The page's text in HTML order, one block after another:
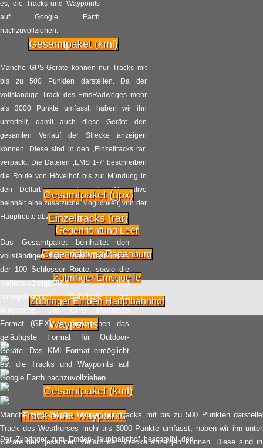
16.06
2016
Mit dem Citybike über
vonRadpilot
14.06
Reminder: Verlosung
für Kulturfest
ExtraSchicht
vonRadpilot | Views
12.06
2016
Radsportlegende Rudi
Altig gestorben
vonRadpilot | Views
10.06
2016
Verlosung für das
Kulturfest ExtraSchicht
vonRadpilot | Views
02.06
2016
Fahrradsommer der
Industriekultur
Radpilot
01.06
Rundkurs durch die
Region Niederrhein: die
vonRadpilot | Views227
es, die Tracks und Waypoints
auf Google Earth
nachzuvollziehen.
Gesamtpaket (kml)
Manche GPS-Geräte können nur Tracks mit
bis zu 500 Punkten darstellen. Da der
vollständige Track des EmsRadweges mehr
als 3000 Punkte umfasst, haben wir ihn
unterteilt, damit auch diese Geräte den
gesamten Verlauf der Strecke anzeigen
können. Diese sind in den ‚Einzeltracks rar‘
verpackt. Die Dateien ‚EMS 1-7‘ beschreiben
die Route von Hövelhof bis zur Mündung in
den Dollart bei Emden. Die Alternative
beinhält eine zusätzliche Möglichkeit, von der
Hauptroute abzuzweigen.
Gegenrichtung Leer
Gegenrichtung Papenburg
Zubringer Emsquelle
Zubringer Emden Hauptbahnhof
Waypoints
Track ohne Waypoints
Der Zubringer zum Emden-Hauptbahnhof beschreibt den
Gesamtpaket (gpx)
Einzeltracks (rar)
Das Gesamtpaket beinhaltet den
vollständigen Track des Westkurses
der 100 Schlösser Route, sowie die
Sehenswürdigkeiten und
nahegelegenen Bahnhöfe als
Waypoints. Das GPS eXchange
Format (GPX) ist inzwischen das
geläufigste Format für Outdoor-
Geräte. Das KML-Format ermöglicht
es, die Tracks und Waypoints auf
Google Earth nachzuvollziehen.
Gesamtpaket (kml)
Manche GPS-Geräte können nur Tracks mit bis zu 500 Punkten
Track des Westkurses mehr als 3000 Punkte umfasst, haben wir ihn
Geräte den gesamten Verlauf der Strecke anzeigen können. Diese sind in